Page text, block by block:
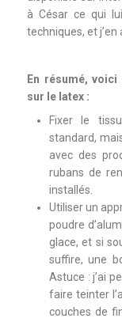
à César ce qui
techniques, et
En résumé,
sur le latex :
Fixer le
standard,
avec des
rubans de
installés.
Utiliser un
poudre
glace, et si
suffire, une
Astuce : j’ai
faire teinter
couches de